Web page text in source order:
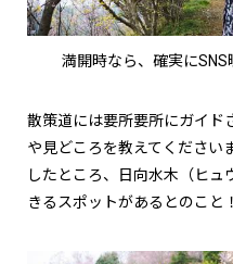
満開時なら、確実にSNS
散策道には要所要所にガイド
や見どころを教えてください
したところ、日向水木（ヒュ
きるスポットがあるとのこと！